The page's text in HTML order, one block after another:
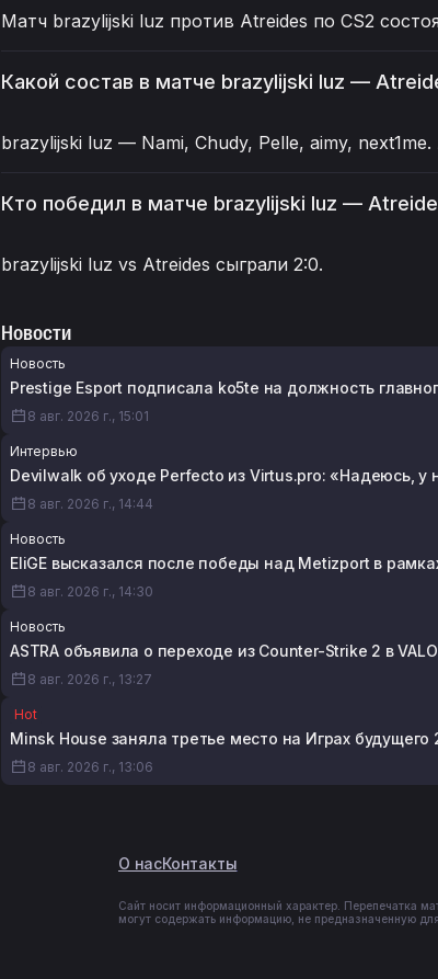
Матч brazylijski luz против Atreides по CS2
Какой состав в матче brazylijski luz —
brazylijski luz — Nami, Chudy, Pelle, aimy,
Кто победил в матче brazylijski luz —
brazylijski luz vs Atreides сыграли 2:0.
Новости
Новость
Prestige Esport подписала ko5te на должность
8 авг. 2026 г., 15:01
Интервью
Devilwalk об уходе Perfecto из Virtus.pro: «Надеюсь, у
8 авг. 2026 г., 14:44
Новость
EliGE высказался после победы над Metizport в
8 авг. 2026 г., 14:30
Новость
ASTRA объявила о переходе из Counter-Strike 2 в
8 авг. 2026 г., 13:27
Hot
Minsk House заняла третье место на Играх будущего
8 авг. 2026 г., 13:06
О насКонтакты
Сайт носит информационный характер. Перепечатка
могут содержать информацию, не предназначенную